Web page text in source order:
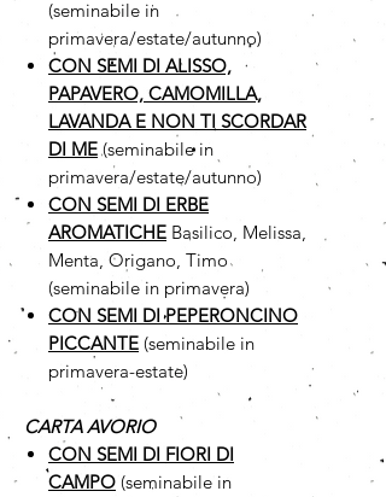
(seminabile in
primavera/estate/autunno)
CON SEMI DI ALISSO,
PAPAVERO, CAMOMILLA,
LAVANDA E NON TI SCORDAR
DI ME(seminabile in
primavera/estate/autunno)
CON SEMI DI ERBE
AROMATICHE Basilico, Melissa,
Menta, Origano, Timo
(seminabile in primavera)
CON SEMI DI PEPERONCINO
PICCANTE (seminabile in
primavera-estate)
CARTA AVORIO
CON SEMI DI FIORI DI
CAMPO (seminabile in